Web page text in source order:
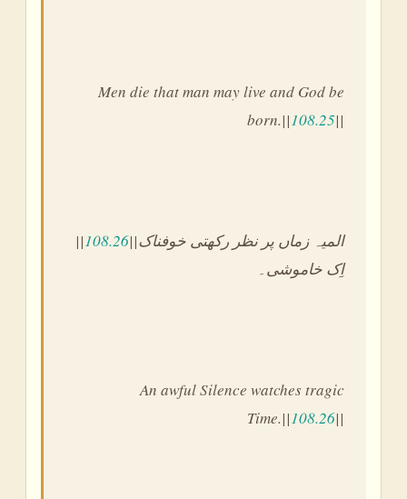
Men die that man may live and God be
born.||108.25||
||108.26||المیہ زماں پر نظر رکھتی خوفناک
اِک خاموشی۔
An awful Silence watches tragic
Time.||108.26||